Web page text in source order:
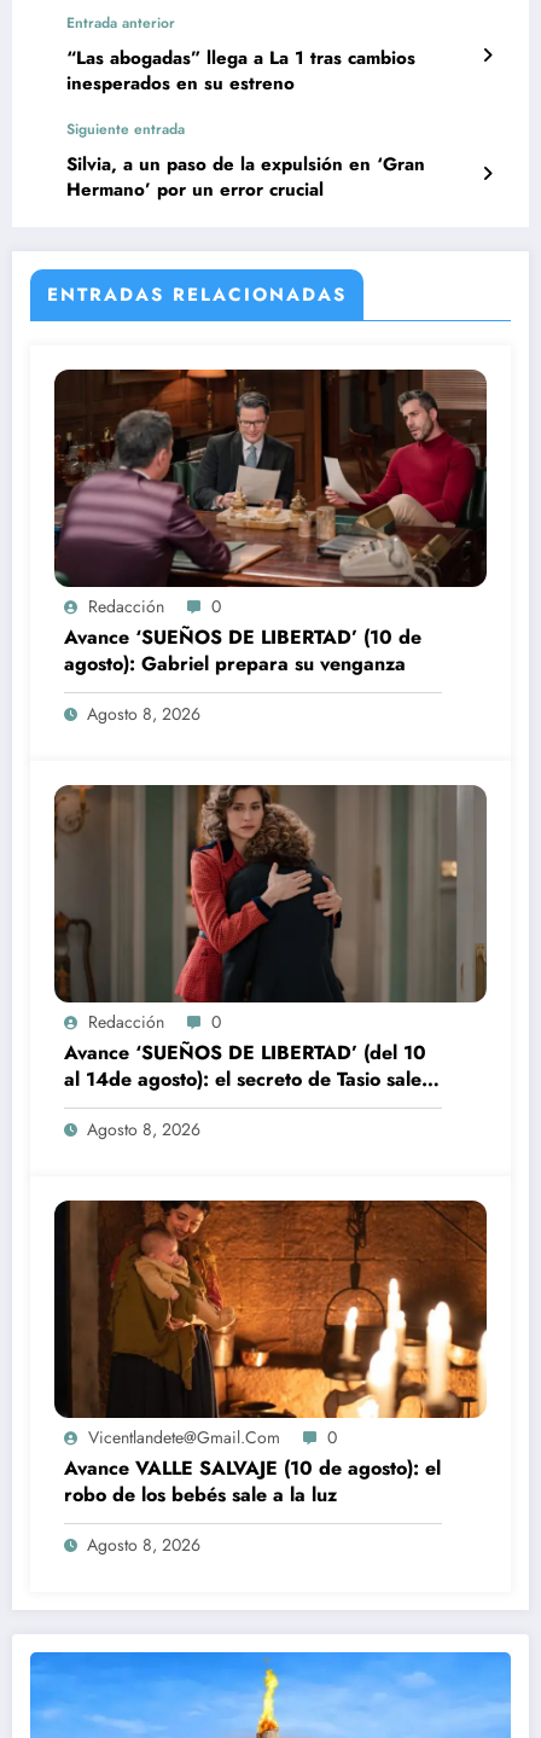
Entrada anterior
“Las abogadas” llega a La 1 tras cambios
inesperados en su estreno
Siguiente entrada
Silvia, a un paso de la expulsión en ‘Gran
Hermano’ por un error crucial
ENTRADAS RELACIONADAS
Redacción 0
Avance ‘SUEÑOS DE LIBERTAD’ (10 de
agosto): Gabriel prepara su venganza
Agosto 8, 2026
Redacción 0
Avance ‘SUEÑOS DE LIBERTAD’ (del 10
al 14de agosto): el secreto de Tasio sale a
la luz
Agosto 8, 2026
Vicentlandete@gmail.com 0
Avance VALLE SALVAJE (10 de agosto): el
robo de los bebés sale a la luz
Agosto 8, 2026